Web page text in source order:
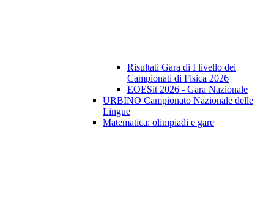
Risultati Gara di I livello dei
Campionati di Fisica 2026
EOESit 2026 - Gara Nazionale
URBINO Campionato Nazionale delle
Lingue
Matematica: olimpiadi e gare